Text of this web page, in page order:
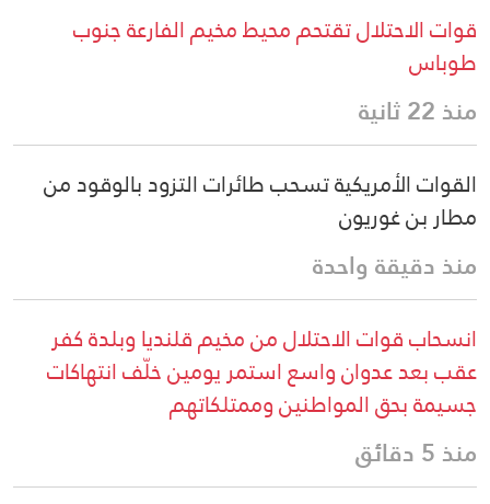
قوات الاحتلال تقتحم محيط مخيم الفارعة جنوب
طوباس
منذ 22 ثانية
القوات الأمريكية تسحب طائرات التزود بالوقود من
مطار بن غوريون
منذ دقيقة واحدة
انسحاب قوات الاحتلال من مخيم قلنديا وبلدة كفر
عقب بعد عدوان واسع استمر يومين خلّف انتهاكات
جسيمة بحق المواطنين وممتلكاتهم
منذ 5 دقائق